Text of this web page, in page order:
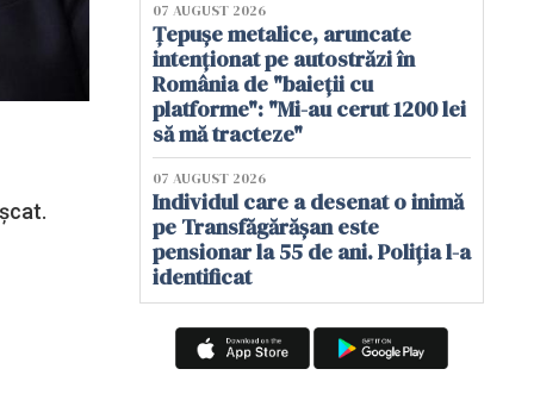
07 AUGUST 2026
Țepușe metalice, aruncate
intenționat pe autostrăzi în
România de "baieții cu
platforme": "Mi-au cerut 1200 lei
să mă tracteze"
07 AUGUST 2026
Individul care a desenat o inimă
pe Transfăgărășan este
pensionar la 55 de ani. Poliția l-a
identificat